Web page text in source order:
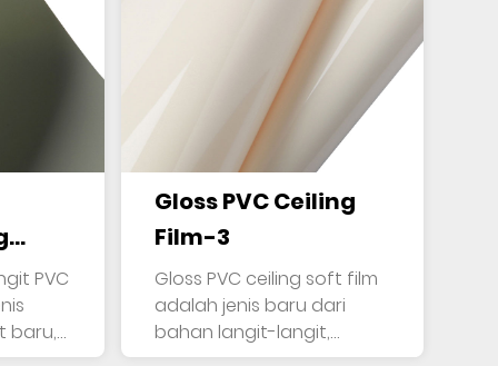
PVC
baru,
Gloss PVC Ceiling
Film-3
Gloss PVC ceiling soft film
adalah jenis baru dari
bahan langit-langit,
terbuat ...